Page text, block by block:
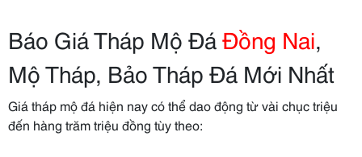
Báo Giá Tháp Mộ ĐáĐồng Nai,
Mộ Tháp, Bảo Tháp Đá Mới Nhất
Giá tháp mộ đá hiện nay có thể dao động từ vài chục triệu
đến hàng trăm triệu đồng tùy theo: